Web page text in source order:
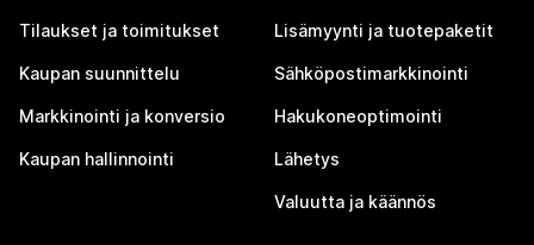
Tilaukset ja toimitukset
Kaupan suunnittelu
Markkinointi ja konversio
Kaupan hallinnointi
Lisämyynti ja tuotepaketit
Sähköpostimarkkinointi
Hakukoneoptimointi
Lähetys
Valuutta ja käännös